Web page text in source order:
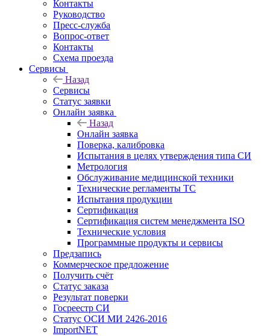
Контакты
Руководство
Пресс-служба
Вопрос-ответ
Контакты
Схема проезда
Сервисы
Назад
Сервисы
Статус заявки
Онлайн заявка
Назад
Онлайн заявка
Поверка, калибровка
Испытания в целях утверждения типа СИ
Метрология
Обслуживание медицинской техники
Технические регламенты ТС
Испытания продукции
Сертификация
Сертификация систем менеджмента ISO
Технические условия
Программные продукты и сервисы
Предзапись
Коммерческое предложение
Получить счёт
Статус заказа
Результат поверки
Госреестр СИ
Статус ОСИ МИ 2426-2016
ImportNET